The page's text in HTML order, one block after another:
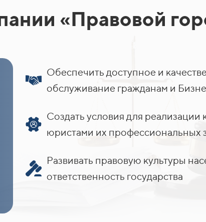
«Правовой
Обеспечить доступное и
обслуживание гражданам и
Создать условия для
юристами их профессиональных
Развивать правовую культуры
ответственность государства